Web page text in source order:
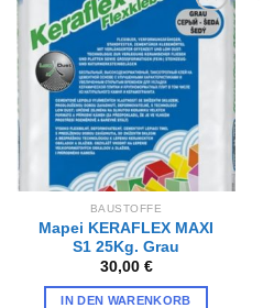
Zur
Wunschliste
hinzufügen
BAUSTOFFE
Mapei KERAFLEX MAXI
S1 25Kg. Grau
30,00 €
IN DEN WARENKORB